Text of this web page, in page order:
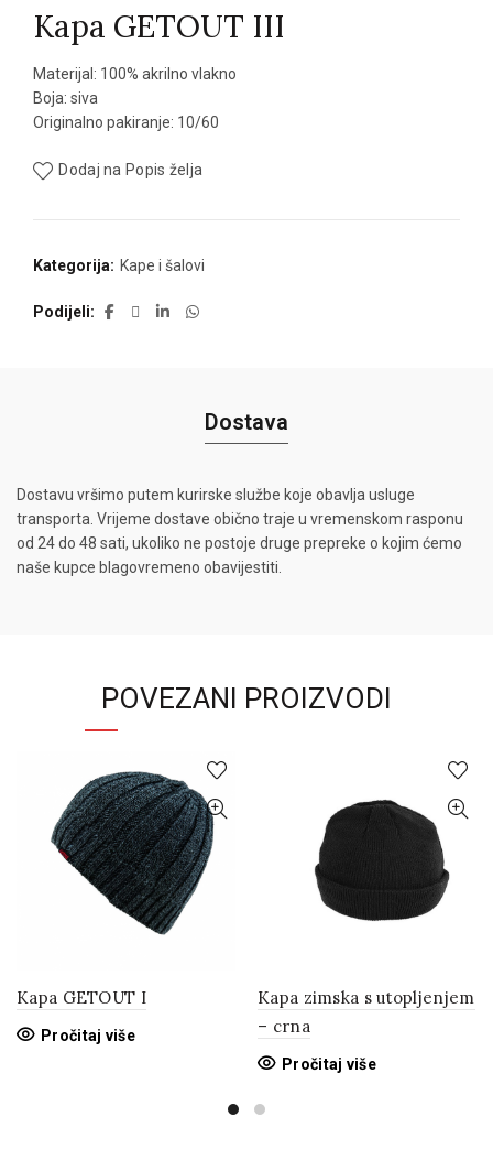
Kapa GETOUT III
Materijal: 100% akrilno vlakno
Boja: siva
Originalno pakiranje: 10/60
Dodaj na Popis želja
Kategorija: Kape i šalovi
Podijeli
Dostava
Dostavu vršimo putem kurirske službe koje obavlja usluge
transporta. Vrijeme dostave obično traje u vremenskom rasponu
od 24 do 48 sati, ukoliko ne postoje druge prepreke o kojim ćemo
naše kupce blagovremeno obavijestiti.
POVEZANI PROIZVODI
Kapa GETOUT I
Pročitaj više
Kapa zimska s utopljenjem
– crna
Pročitaj više